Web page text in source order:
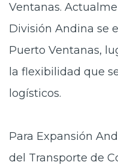
Ventanas.
División Andina se
Puerto Ventanas,
la flexibilidad que
logísticos.
Para Expansión
del Transporte de